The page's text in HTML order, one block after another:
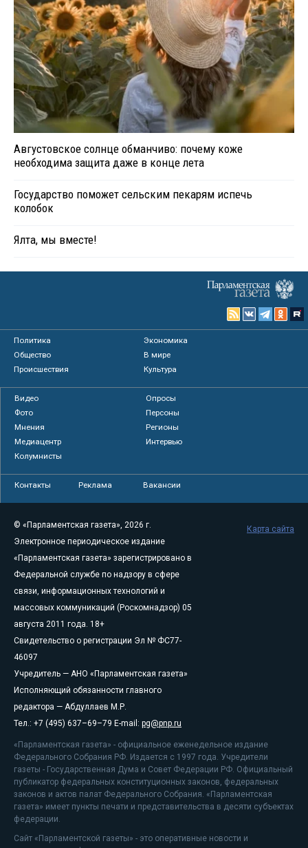
Августовское солнце обманчиво: почему коже
необходима защита даже в конце лета
Государство поможет сельским пекарям испечь
колобок
Ялта, мы вместе!
Политика
Экономика
Общество
В мире
Происшествия
Культура
Видео
Опросы
Фото
Персоны
Мнения
Регионы
Медиацентр
Интервью
Колумнисты
Контакты Реклама Вакансии
© «Парламентская газета», 2026 г.
Электронное периодическое издание
«Парламентская газета» зарегистрировано в
Федеральной службе по надзору в сфере
связи, информационных технологий и
массовых коммуникаций (Роскомнадзор) 05
августа 2011 года. 18+
Свидетельство о регистрации Эл № ФС77-
46097
Учредитель — АНО «Парламентская газета»
Исполняющий обязанности главного
редактора — Абдуллаев М.Р.
Тел.: +7 (495) 637–69–79 E-mail: pg@pnp.ru
«Парламентская газета» - официальное еженедельное издание
Федерального Собрания РФ. Издается с 1997 года. Учредители
газеты - Государственная Дума и Совет Федерации РФ. Официальный
публикатор федеральных конституционных законов, федеральных
законов и актов палат Федерального Собрания. «Парламентская
газета» имеет пункты печати и представительства в десяти субъектах
федерации.
Сайт «Парламентской газеты» - это оперативные новости и
Карта сайта